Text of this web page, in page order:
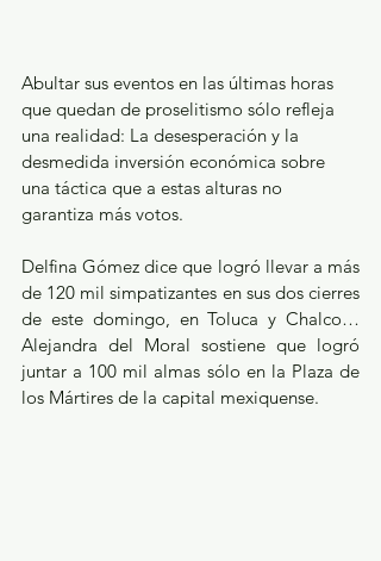
Abultar sus eventos en las últimas horas
que quedan de proselitismo sólo refleja
una realidad: La desesperación y la
desmedida inversión económica sobre
una táctica que a estas alturas no
garantiza más votos.
Delfina Gómez dice que logró llevar a más
de 120 mil simpatizantes en sus dos cierres
de este domingo, en Toluca y Chalco…
Alejandra del Moral sostiene que logró
juntar a 100 mil almas sólo en la Plaza de
los Mártires de la capital mexiquense.